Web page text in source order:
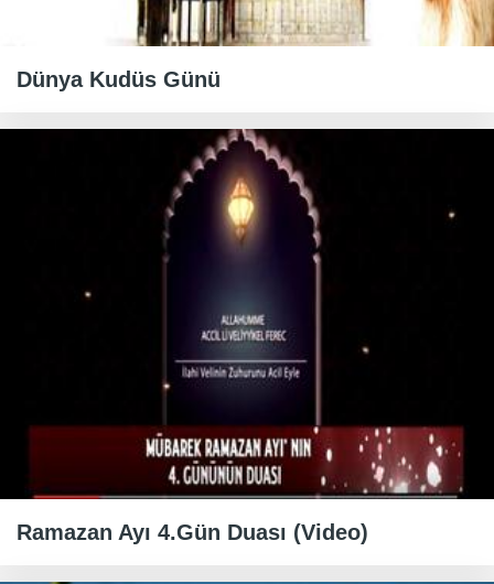
Dünya Kudüs Günü
Ramazan Ayı 4.Gün Duası (Video)